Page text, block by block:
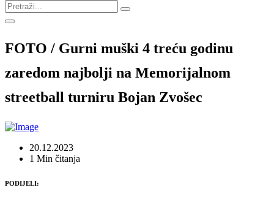
FOTO / Gurni muški 4 treću godinu
zaredom najbolji na Memorijalnom
streetball turniru Bojan Zvošec
20.12.2023
1 Min čitanja
PODIJELI: